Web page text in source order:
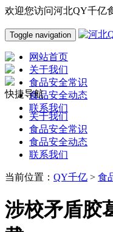
欢迎您访问河北QY千亿
Toggle navigation
网站首页
关于我们
食品安全常识
食品安全动态
联系我们
快捷导航
关于我们
食品安全常识
食品安全动态
联系我们
当前位置： QY千亿 > 食
涉校矛盾胶